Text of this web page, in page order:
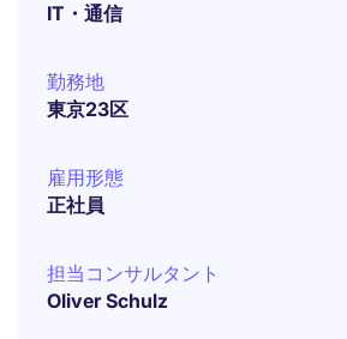
IT・通信
勤務地
東京23区
雇用形態
正社員
担当コンサルタント
Oliver Schulz